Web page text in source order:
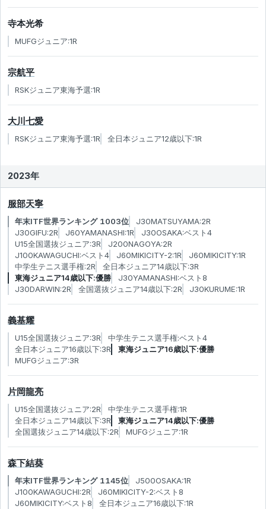
寺本光希
MUFGジュニア:1R
宗航平
RSKジュニア東海予選:1R
大川七愛
RSKジュニア東海予選:1R 全日本ジュニア12歳以下:1R
2023年
服部天寧
年末ITF世界ランキング 1003位
J30MATSUYAMA:2R
J30GIFU:2R
J60YAMANASHI:1R
J30OSAKA:ベスト4
U15全国選抜ジュニア:3R
J200NAGOYA:2R
J100KAWAGUCHI:ベスト4
J60MIKICITY-2:1R
J60MIKICITY:1R
中学生テニス選手権:2R
全日本ジュニア14歳以下:3R
東海ジュニア14歳以下:優勝
J30YAMANASHI:ベスト8
J30DARWIN:2R
全国選抜ジュニア14歳以下:2R J30KURUME:1R
義基耀
U15全国選抜ジュニア:3R
中学生テニス選手権:ベスト4
全日本ジュニア16歳以下:3R
東海ジュニア16歳以下:優勝
MUFGジュニア:3R
片岡龍亮
U15全国選抜ジュニア:2R
中学生テニス選手権:1R
全日本ジュニア14歳以下:3R
東海ジュニア14歳以下:優勝
全国選抜ジュニア14歳以下:2R
MUFGジュニア:1R
森下結葵
年末ITF世界ランキング 1145位
J500OSAKA:1R
J100KAWAGUCHI:2R
J60MIKICITY-2:ベスト8
J60MIKICITY:ベスト8
全日本ジュニア16歳以下:1R